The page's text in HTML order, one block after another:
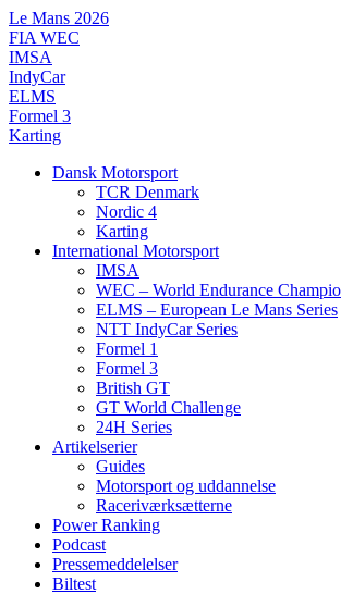
Videre
til
indhold
Le Mans 2026
FIA WEC
IMSA
IndyCar
ELMS
Formel 3
Karting
Dansk Motorsport
TCR Denmark
Nordic 4
Karting
International Motorsport
IMSA
WEC – World Endurance
ELMS – European Le Mans Series
NTT IndyCar Series
Formel 1
Formel 3
British GT
GT World Challenge
24H Series
Artikelserier
Guides
Motorsport og uddannelse
Raceriværksætterne
Power Ranking
Podcast
Pressemeddelelser
Biltest